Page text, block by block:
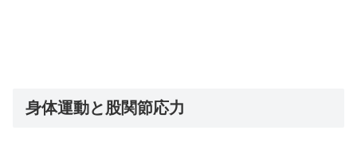
身体運動と股関節応力